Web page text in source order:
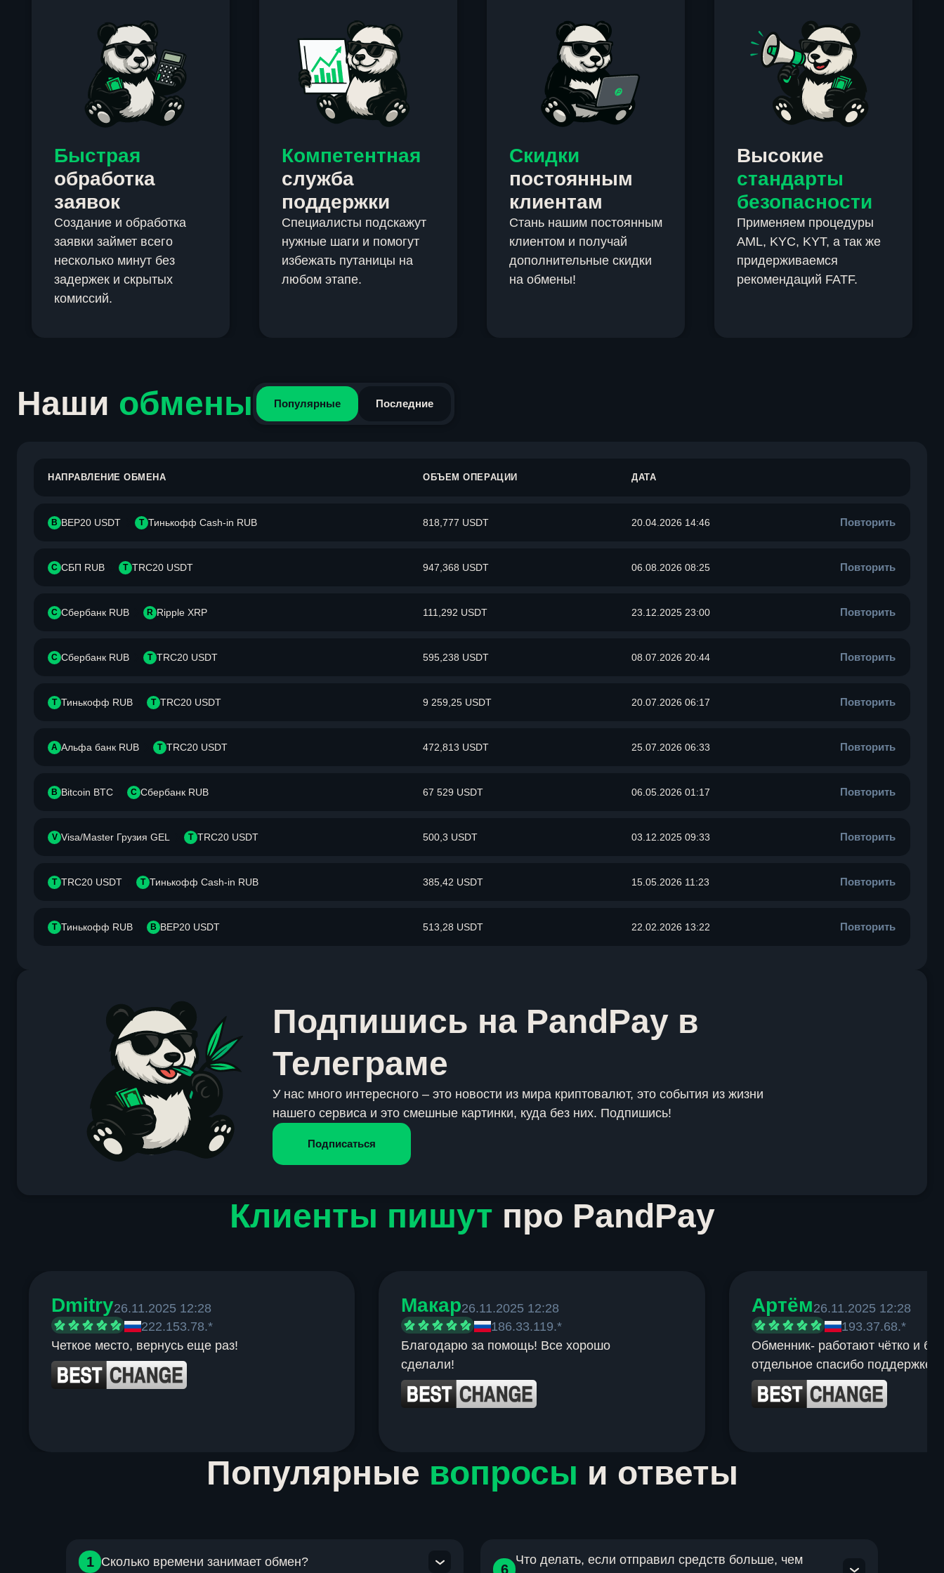
Быстрая
обработка
заявок
Создание и обработка
заявки займет всего
несколько минут без
задержек и скрытых
комиссий.
Компетентная
служба
поддержки
Специалисты подскажут
нужные шаги и помогут
избежать путаницы на
любом этапе.
Скидки
постоянным
клиентам
Стань нашим постоянным
клиентом и получай
дополнительные скидки
на обмены!
Высокие
стандарты
безопасности
Применяем процедуры
AML, KYC, KYT, а так же
придерживаемся
рекомендаций FATF.
Наши обмены Популярные Последние
НАПРАВЛЕНИЕ ОБМЕНА ОБЪЕМ ОПЕРАЦИИ ДАТА
B BEP20 USDT Т Тинькофф Cash-in RUB 818,777 USDT 20.04.2026 14:46 Повторить
С СБП RUB T TRC20 USDT 947,368 USDT 06.08.2026 08:25 Повторить
С Сбербанк RUB R Ripple XRP 111,292 USDT 23.12.2025 23:00 Повторить
С Сбербанк RUB T TRC20 USDT 595,238 USDT 08.07.2026 20:44 Повторить
Т Тинькофф RUB T TRC20 USDT 9 259,25 USDT 20.07.2026 06:17 Повторить
А Альфа банк RUB T TRC20 USDT 472,813 USDT 25.07.2026 06:33 Повторить
B Bitcoin BTC С Сбербанк RUB 67 529 USDT 06.05.2026 01:17 Повторить
V Visa/Master Грузия GEL T TRC20 USDT 500,3 USDT 03.12.2025 09:33 Повторить
T TRC20 USDT Т Тинькофф Cash-in RUB 385,42 USDT 15.05.2026 11:23 Повторить
Т Тинькофф RUB B BEP20 USDT 513,28 USDT 22.02.2026 13:22 Повторить
Подпишись на PandPay в
Телеграме
У нас много интересного – это новости из мира криптовалют, это события из жизни
нашего сервиса и это смешные картинки, куда без них. Подпишись!
Подписаться
Клиенты пишут про PandPay
Dmitry26.11.2025 12:28
222.153.78.*
Четкое место, вернусь еще раз!
Макар26.11.2025 12:28
186.33.119.*
Благодарю за помощь! Все хорошо
сделали!
Артём26.11.2025 12:28
193.37.68.*
Обменник- работают чётко и
отдельное спасибо поддержке.
Популярные вопросы и ответы
1 Сколько времени занимает обмен?
6
Что делать, если отправил средств больше, чем